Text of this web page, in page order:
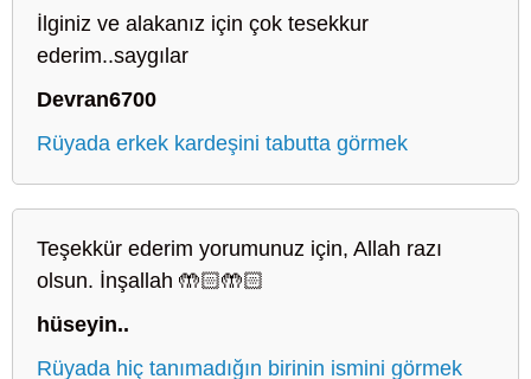
İlginiz ve alakanız için çok tesekkur
ederim..saygılar
Devran6700
Rüyada erkek kardeşini tabutta görmek
Teşekkür ederim yorumunuz için, Allah razı
olsun. İnşallah 🤲🏻🤲🏻
hüseyin..
Rüyada hiç tanımadığın birinin ismini görmek